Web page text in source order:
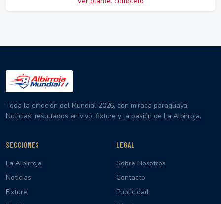
Toda la emoción del Mundial 2026, con mirada paraguaya.
Noticias, resultados en vivo, fixture y la pasión de La Albirroja.
SECCIONES
La Albirroja
Noticias
Fixture
LEGAL
Sobre Nosotros
Contacto
Publicidad